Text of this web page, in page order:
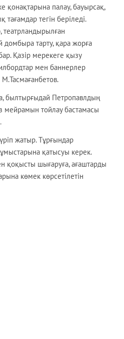
палау, бауырсақ,
тегін беріледі.
театрландырылған
тарту, қара жорға
Қазір мерекеге қызу
мен баннерлер
М.Тасмағанбетов.
былтырғыдай Петропавлдың
мейрамын тойлау бастамасы
жатыр. Тұрғындар
қатысуы керек.
қоқысты шығаруға, ағаштарды
көмек көрсетілетін